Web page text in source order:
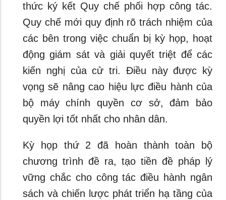
thức ký kết Quy chế phối hợp công tác.
Quy chế mới quy định rõ trách nhiệm của
các bên trong việc chuẩn bị kỳ họp, hoạt
động giám sát và giải quyết triệt để các
kiến nghị của cử tri. Điều này được kỳ
vọng sẽ nâng cao hiệu lực điều hành của
bộ máy chính quyền cơ sở, đảm bảo
quyền lợi tốt nhất cho nhân dân.
Kỳ họp thứ 2 đã hoàn thành toàn bộ
chương trình đề ra, tạo tiền đề pháp lý
vững chắc cho công tác điều hành ngân
sách và chiến lược phát triển hạ tầng của